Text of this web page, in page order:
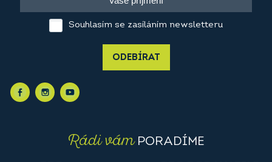
Souhlasím se zasíláním newsletteru
ODEBÍRAT
Rádi vámPORADÍME